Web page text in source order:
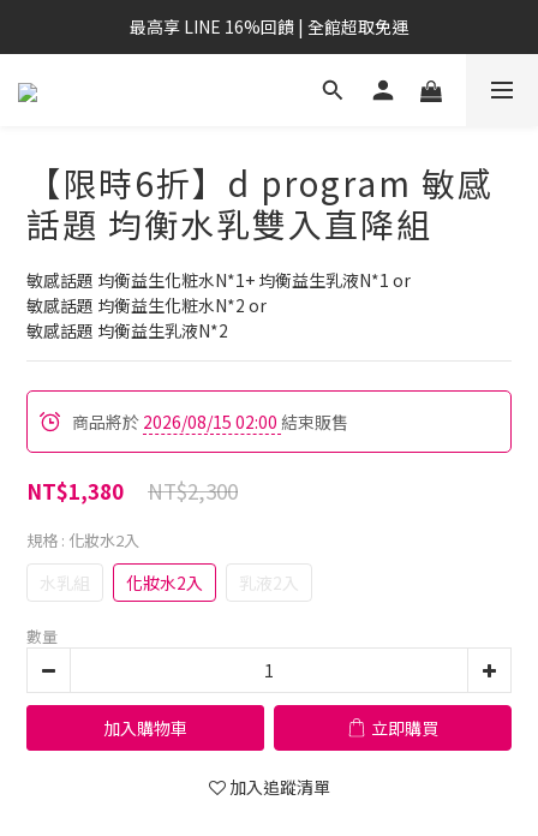
最高享 LINE 16%回饋 | 全館超取免運
【限時6折】d program 敏感
話題 均衡水乳雙入直降組
敏感話題 均衡益生化粧水N*1+ 均衡益生乳液N*1 or
敏感話題 均衡益生化粧水N*2 or
敏感話題 均衡益生乳液N*2
商品將於 2026/08/15 02:00 結束販售
NT$2,300
NT$1,380
規格 : 化妝水2入
水乳組 化妝水2入 乳液2入
數量
加入購物車 立即購買
加入追蹤清單